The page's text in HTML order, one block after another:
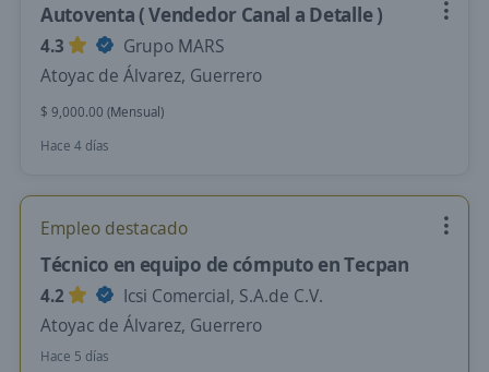
Autoventa ( Vendedor Canal a Detalle )
4.3
Grupo MARS
Atoyac de Álvarez, Guerrero
$ 9,000.00 (Mensual)
Hace 4 días
Empleo destacado
Técnico en equipo de cómputo en Tecpan
4.2
Icsi Comercial, S.A.de C.V.
Atoyac de Álvarez, Guerrero
Hace 5 días